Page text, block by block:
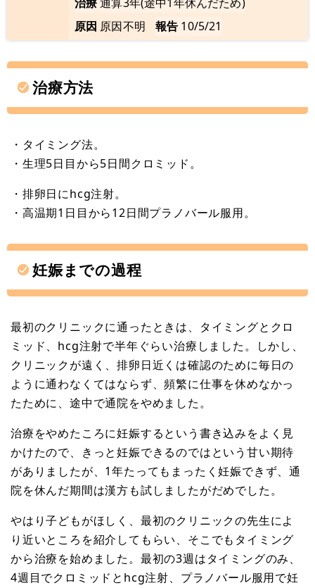
原因 原因不明 報告 10/5/21
治療方法
・タイミング法。
・生理5日目から5日間クロミッド。
・排卵日にhcg注射。
・高温期1日目から12日間プラノバール服用。
妊娠までの過程
最初のクリニックに通ったときは、タイミングとクロ
ミッド、hcg注射で半年ぐらい治療しました。しかし、
クリニックが遠く、排卵日近くは確認のために毎日の
ように通わなくてはならず、頻繁に仕事を休めなかっ
たために、途中で通院をやめました。
治療をやめたころに妊娠するという書き込みをよく見
かけたので、きっと妊娠できるのではという甘い期待
がありましたが、1年たってもまったく妊娠できず、通
院を休んだ期間は漢方も試しましたがだめでした。
やはり子どもがほしく、最初のクリニックの先生によ
り近いところを紹介してもらい、そこでもタイミング
から治療を始めました。最初の3週はタイミングのみ、
4週目でクロミッドとhcg注射、プラノバール服用で妊